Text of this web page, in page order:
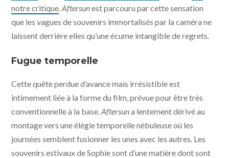
notre critique.Aftersunest parcouru par cette sensation
que les vagues de souvenirs immortalisés par la caméra ne
laissent derrière elles qu’une écume intangible de regrets.
Fugue temporelle
Cette quête perdue d’avance mais irrésistible est
intimement liée à la forme du film, prévue pour être très
conventionnelle à la base.Aftersuna lentement dérivé au
montage vers une élégie temporelle nébuleuse où les
journées semblent fusionner les unes avec les autres. Les
souvenirs estivaux de Sophie sont d’une matière dont sont